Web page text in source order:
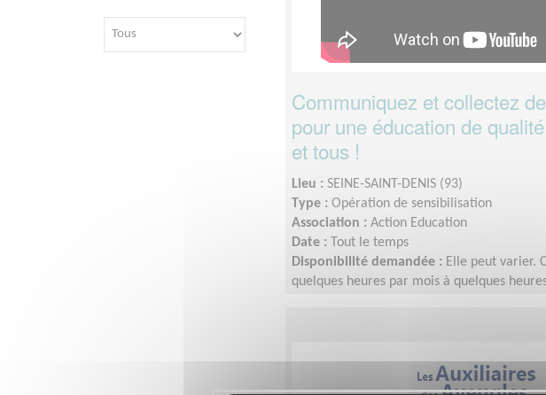
Communiquez et collectez
pour une éducation de
et tous !
Lieu : SEINE-SAINT-DENIS (93)
Type : Opération de sensibilisation
Association : Action Education
Date :
Tout le temps
Disponibilité demandée : Elle peut varier.
quelques heures par mois à quelques